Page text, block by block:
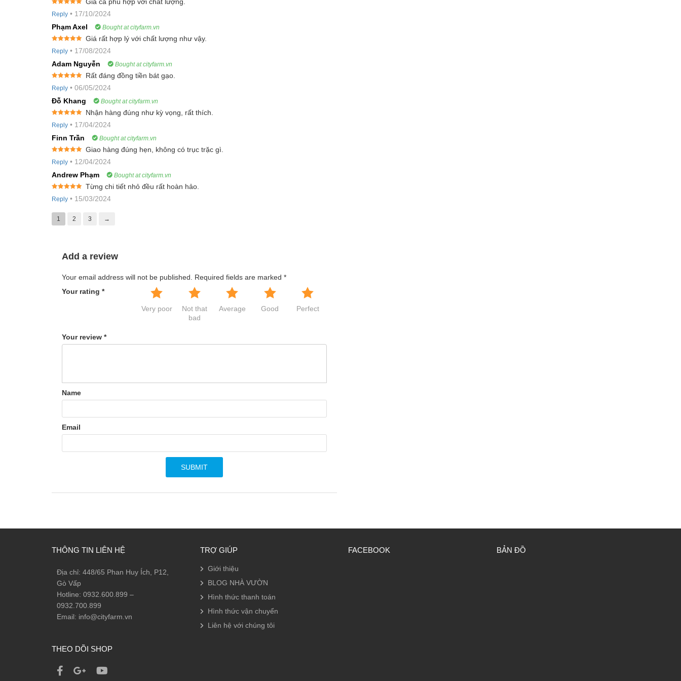
of 5
Reply • 17/10/2024
Phạm Axel
Bought at cityfarm.vn
of 5
Giá rất hợp lý với chất lượng như vậy.
Reply • 17/08/2024
Adam Nguyễn
Bought at cityfarm.vn
of 5
Rất đáng đồng tiền bát gạo.
Reply • 06/05/2024
Đỗ Khang
Bought at cityfarm.vn
of 5
Nhận hàng đúng như kỳ vọng, rất thích.
Reply • 17/04/2024
Finn Trần
Bought at cityfarm.vn
of 5
Giao hàng đúng hẹn, không có trục trặc gì.
Reply • 12/04/2024
Andrew Phạm
Bought at cityfarm.vn
of 5
Từng chi tiết nhỏ đều rất hoàn hảo.
Reply • 15/03/2024
1 2 3 →
Add a review
Your email address will not be published. Required fields are marked *
Your rating *
Very poor
Not that
bad
Average Good Perfect
Your review *
Name
Email
THÔNG TIN LIÊN HỆ
Địa chỉ: 448/65 Phan Huy Ích, P12,
Gò Vấp
Hotline: 0932.600.899 –
0932.700.899
Email: info@cityfarm.vn
THEO DÕI SHOP
TRỢ GIÚP
Giới thiệu
BLOG NHÀ VƯỜN
Hình thức thanh toán
Hình thức vận chuyển
Liên hệ với chúng tôi
FACEBOOK BẢN ĐỒ